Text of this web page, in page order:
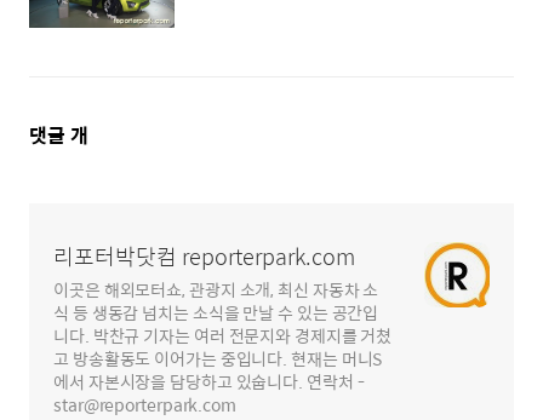
댓
댓글 개
리포터박닷컴 reporterpark.com
이곳은 해외모터쇼, 관광지 소개, 최신 자동차 소
식 등 생동감 넘치는 소식을 만날 수 있는 공간입
니다. 박찬규 기자는 여러 전문지와 경제지를 거쳤
고 방송활동도 이어가는 중입니다. 현재는 머니S
에서 자본시장을 담당하고 있숩니다. 연락처 -
star@reporterpark.com